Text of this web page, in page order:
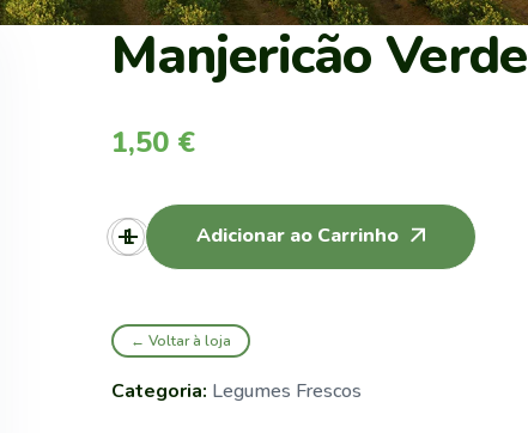
Manjericão Verde
1,50 €
Adicionar ao Carrinho
← Voltar à loja
Categoria: Legumes Frescos